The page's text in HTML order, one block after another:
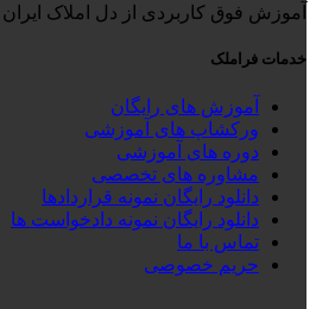
آموزش فوق کاربردی از دل املاک ایران
خدمات فراملک
آموزش های رایگان
ورکشاپ های آموزشی
دوره های آموزشی
مشاوره های تخصصی
دانلود رایگان نمونه قراردادها
دانلود رایگان نمونه دادخواست ها
تماس با ما
حریم خصوصی